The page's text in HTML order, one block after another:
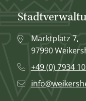
Marktplatz 7,
97990
+49 (0) 7934